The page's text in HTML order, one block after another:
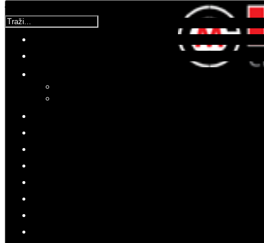
Traži...
Molimo ocijenite
Utorak, 11 Travanj 2017 10:30
Prodaja imovine po upitnim i čudnim vrijednostima